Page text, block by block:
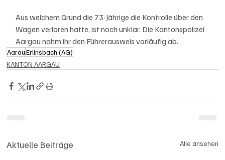
Aus welchem Grund die 73-Jährige die Kontrolle über den
Wagen verloren hatte, ist noch unklar. Die Kantonspolizei
Aargau nahm ihr den Führerausweis vorläufig ab.
Aarau Erlinsbach (AG)
KANTON AARGAU
Aktuelle Beiträge Alle ansehen